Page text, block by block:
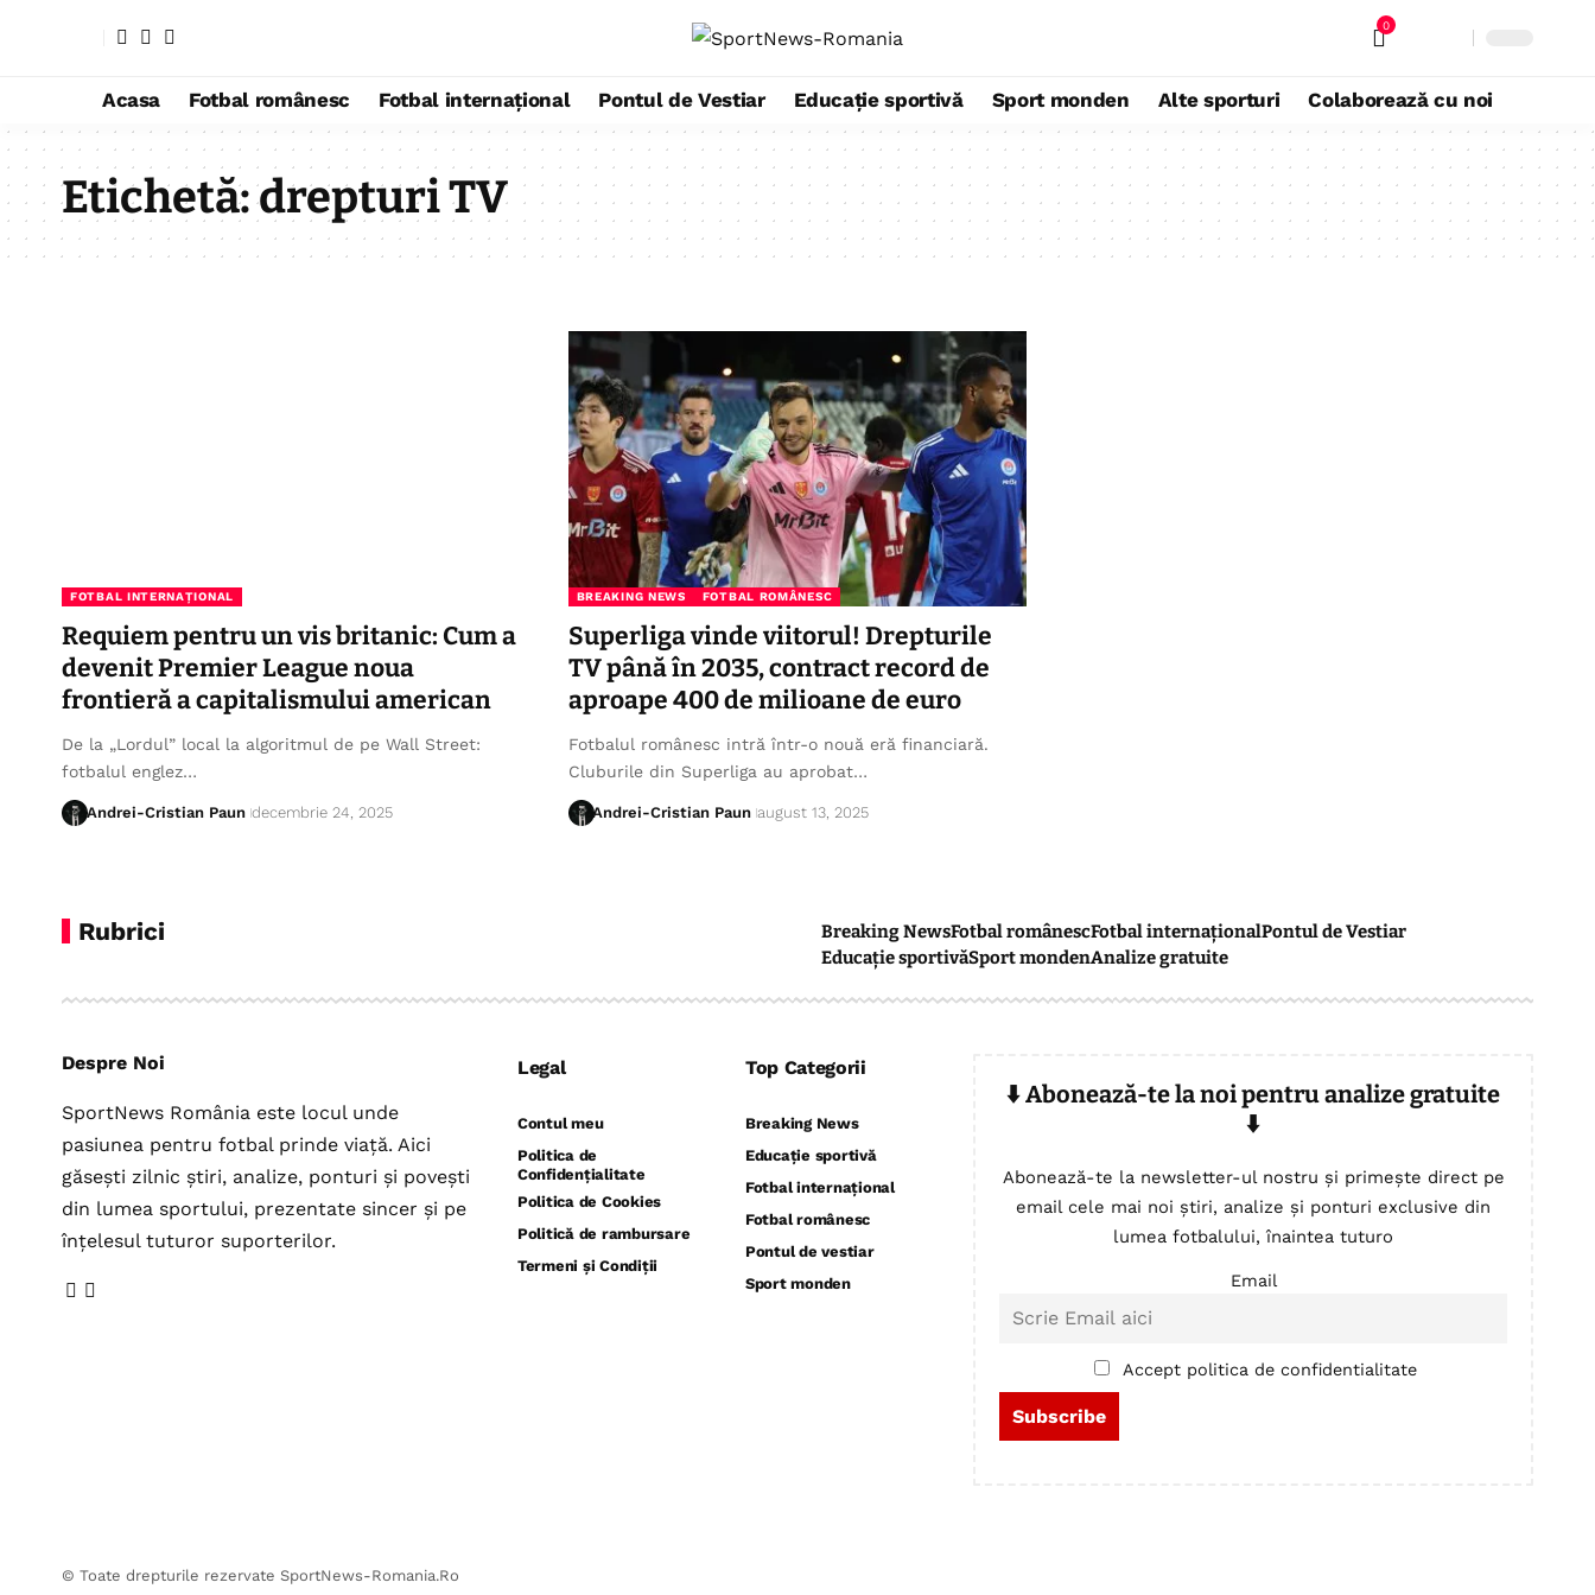
0
Acasa Fotbal românesc Fotbal internațional Pontul de Vestiar Educație sportivă Sport monden Alte sporturi Colaborează cu noi
Etichetă:drepturi TV
FOTBAL INTERNAȚIONAL
Requiem pentru un vis britanic: Cum a
devenit Premier League noua
frontieră a capitalismului american
De la „Lordul” local la algoritmul de pe Wall Street:
fotbalul englez…
Andrei-Cristian Paun decembrie 24, 2025
BREAKING NEWS FOTBAL ROMÂNESC
Superliga vinde viitorul! Drepturile
TV până în 2035, contract record de
aproape 400 de milioane de euro
Fotbalul românesc intră într-o nouă eră financiară.
Cluburile din Superliga au aprobat…
Andrei-Cristian Paun august 13, 2025
Rubrici Breaking NewsFotbal românescFotbal internaționalPontul de Vestiar
Educație sportivăSport mondenAnalize gratuite
Despre Noi
SportNews România este locul unde
pasiunea pentru fotbal prinde viață. Aici
găsești zilnic știri, analize, ponturi și povești
din lumea sportului, prezentate sincer și pe
înțelesul tuturor suporterilor.
Legal
Contul meu
Politica de
Confidențialitate
Politica de Cookies
Politică de rambursare
Termeni și Condiții
Top Categorii
Breaking News
Educație sportivă
Fotbal internațional
Fotbal românesc
Pontul de vestiar
Sport monden
⬇️ Abonează-te la noi pentru analize gratuite
⬇️
Abonează-te la newsletter-ul nostru și primește direct pe
email cele mai noi știri, analize și ponturi exclusive din
lumea fotbalului, înaintea tuturo
Email
Accept politica de confidentialitate
© Toate drepturile rezervate SportNews-Romania.Ro